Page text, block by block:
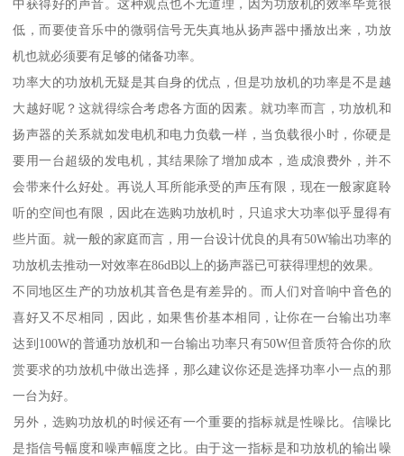
中获得好的声音。这种观点也不无道理，因为功放机的效率毕竟很
低，而要使音乐中的微弱信号无失真地从扬声器中播放出来，功放
机也就必须要有足够的储备功率。
功率大的功放机无疑是其自身的优点，但是功放机的功率是不是越
大越好呢？这就得综合考虑各方面的因素。就功率而言，功放机和
扬声器的关系就如发电机和电力负载一样，当负载很小时，你硬是
要用一台超级的发电机，其结果除了增加成本，造成浪费外，并不
会带来什么好处。再说人耳所能承受的声压有限，现在一般家庭聆
听的空间也有限，因此在选购功放机时，只追求大功率似乎显得有
些片面。就一般的家庭而言，用一台设计优良的具有50W输出功率的
功放机去推动一对效率在86dB以上的扬声器已可获得理想的效果。
不同地区生产的功放机其音色是有差异的。而人们对音响中音色的
喜好又不尽相同，因此，如果售价基本相同，让你在一台输出功率
达到100W的普通功放机和一台输出功率只有50W但音质符合你的欣
赏要求的功放机中做出选择，那么建议你还是选择功率小一点的那
一台为好。
另外，选购功放机的时候还有一个重要的指标就是性噪比。信噪比
是指信号幅度和噪声幅度之比。由于这一指标是和功放机的输出噪